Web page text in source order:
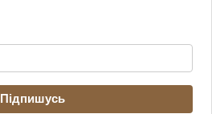
Підпишусь